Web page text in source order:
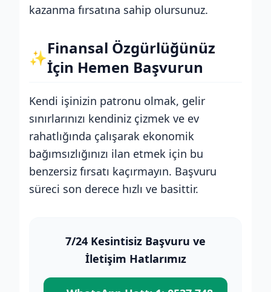
kazanma fırsatına sahip olursunuz.
✨Finansal Özgürlüğünüz
İçin Hemen Başvurun
Kendi işinizin patronu olmak, gelir
sınırlarınızı kendiniz çizmek ve ev
rahatlığında çalışarak ekonomik
bağımsızlığınızı ilan etmek için bu
benzersiz fırsatı kaçırmayın. Başvuru
süreci son derece hızlı ve basittir.
7/24 Kesintisiz Başvuru ve
İletişim Hatlarımız